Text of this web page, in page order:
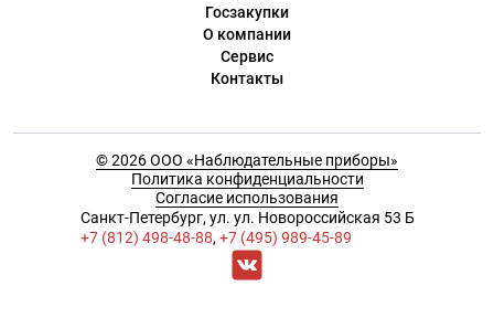
Госзакупки
О компании
Сервис
Контакты
© 2026 ООО «Наблюдательные приборы»
Политика конфиденциальности
Согласие использования
Cанкт-Петербург, ул. ул. Новороссийская 53 Б
+7 (812) 498-48-88, +7 (495) 989-45-89